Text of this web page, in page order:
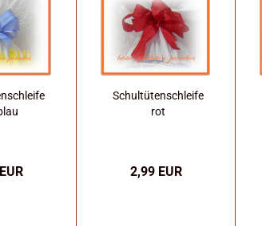
Schultütenschleife
rot
2,99 EUR